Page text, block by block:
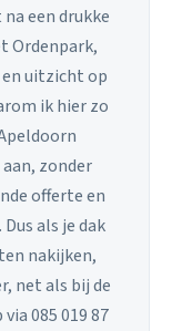
een drukke
Ordenpark,
uitzicht op
ik hier zo
zonder
offerte en
als je dak
nakijken,
net als bij de
085 019 87